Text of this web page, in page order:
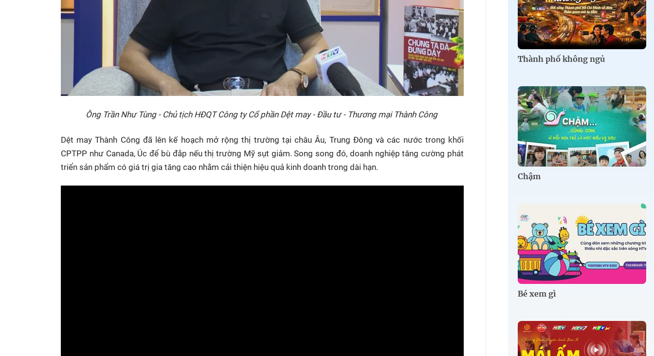
Ông Trần Như Tùng - Chủ tịch HĐQT Công ty Cổ phần Dệt may - Đầu tư - Thương mại Thành Công
Dệt may Thành Công đã lên kế hoạch mở rộng thị trường tại châu Âu, Trung Đông và các nước trong khối
CPTPP như Canada, Úc để bù đắp nếu thị trường Mỹ sụt giảm. Song song đó, doanh nghiệp tăng cường phát
triển sản phẩm có giá trị gia tăng cao nhằm cải thiện hiệu quả kinh doanh trong dài hạn.
Thành phố không ngủ
Chậm
Bé xem gì